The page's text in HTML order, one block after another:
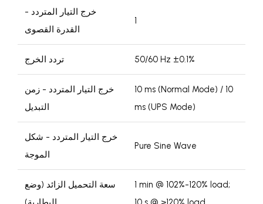
خرج التيار المتردد -
القدرة القصوى
1
تردد الخرج 50/60 Hz ±0.1%
خرج التيار المتردد - زمن
التبديل
10 ms (Normal Mode) / 10
ms (UPS Mode)
خرج التيار المتردد - شكل
الموجة
Pure Sine Wave
سعة التحميل الزائد (وضع
1 min @ 102%-120% load;